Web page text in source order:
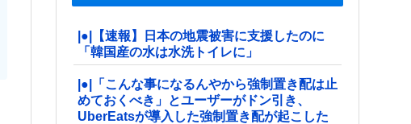
|●|【速報】日本の地震被害に支援したのに
「韓国産の水は水洗トイレに」
|●|「こんな事になるんやから強制置き配は止
めておくべき」とユーザーがドン引き、
UberEatsが導入した強制置き配が起こした